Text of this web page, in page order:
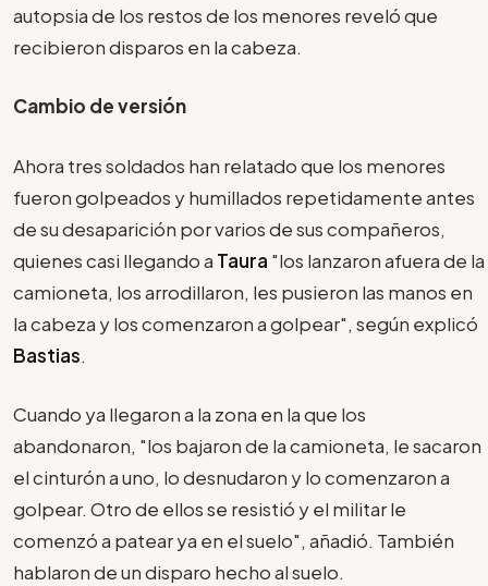
autopsia de los restos de los menores reveló que
recibieron disparos en la cabeza.
Cambio de versión
Ahora tres soldados han relatado que los menores
fueron golpeados y humillados repetidamente antes
de su desaparición por varios de sus compañeros,
quienes casi llegando a Taura "los lanzaron afuera de la
camioneta, los arrodillaron, les pusieron las manos en
la cabeza y los comenzaron a golpear", según explicó
Bastias.
Cuando ya llegaron a la zona en la que los
abandonaron, "los bajaron de la camioneta, le sacaron
el cinturón a uno, lo desnudaron y lo comenzaron a
golpear. Otro de ellos se resistió y el militar le
comenzó a patear ya en el suelo", añadió. También
hablaron de un disparo hecho al suelo.